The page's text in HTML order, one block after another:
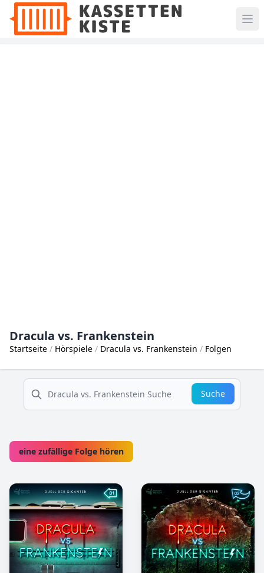
Dracula vs. Frankenstein
Startseite Hörspiele Dracula vs. Frankenstein Folgen
suche
Suche
eine zufällige Folge hören